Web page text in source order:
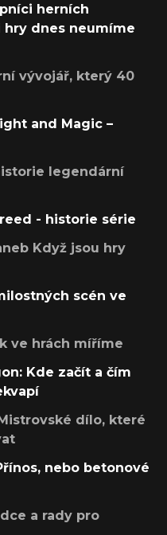
herních
hry dnes neumíme
vývojář, který 40
and Magic –
legendární
- historie série
Když jsou hry
scén ve
ve hrách míříme
Kde začít a čím
dílo, které
nebo betonové
a rady pro